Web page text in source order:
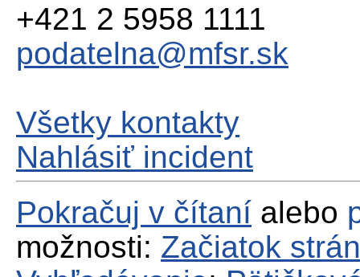
+421 2 5958 1111
podatelna@mfsr.sk
Všetky kontakty
Nahlásiť incident
Pokračuj v čítaní alebo
možnosti: Začiatok